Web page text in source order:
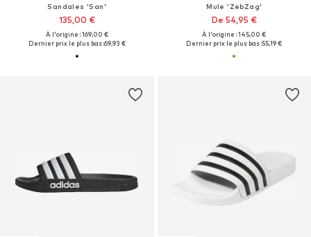
Sandales 'San'
135,00 €
À l'origine : 169,00 €
Dernier prix le plus bas :69,93 €
Mule 'ZebZag'
De 54,95 €
À l'origine : 145,00 €
Dernier prix le plus bas :55,19 €